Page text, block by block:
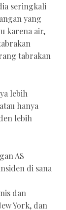
seringkali
yang
karena air,
tabrakan
lebih
hanya
lebih
AS
di sana
dan
York, dan